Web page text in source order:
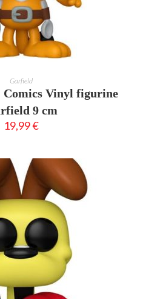
AU PANIER
Garfield
Vinyl figurine
9 cm
19,99€